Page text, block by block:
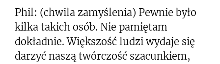
Phil: (chwila zamyślenia) Pewnie było
kilka takich osób. Nie pamiętam
dokładnie. Większość ludzi wydaje się
darzyć naszą twórczość szacunkiem,